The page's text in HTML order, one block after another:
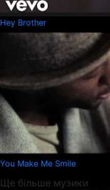
Hey Brother
You Make Me Smile
Ще більше музики